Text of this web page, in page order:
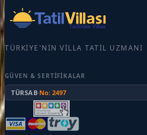
TÜRKIYE'NIN VILLA TATIL UZMANI
GÜVEN & SERTIFIKALAR
TÜRSAB·No: 2497